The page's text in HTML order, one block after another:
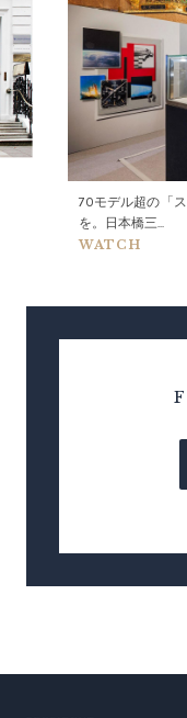
70モデル超の「
を。日本橋三...
WATCH